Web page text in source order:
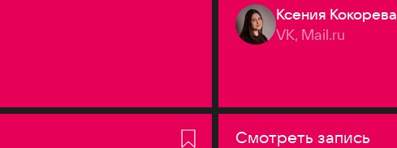
Ксения Кокорева
VK, Mail.ru
Смотреть запись